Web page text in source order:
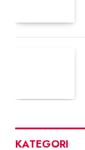
KATEGORI